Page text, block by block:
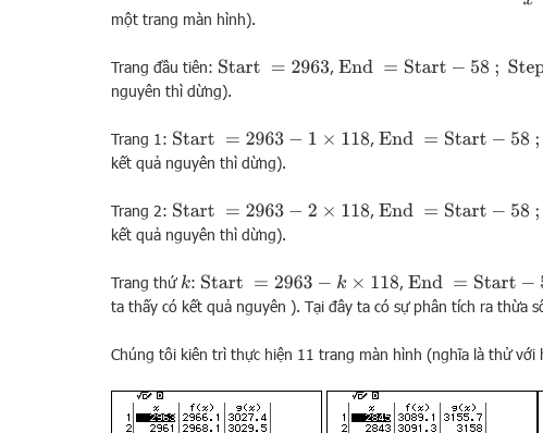
một trang màn hình).
Trang đầu tiên: Start = 2963 ,End = Start−58 ; Step = −2
nguyên thì dừng).
Trang 1: Start = 2963−1× 118 , End = Start−58 ; Step =
kết quả nguyên thì dừng).
Trang 2: Start = 2963−2× 118 , End = Start−58 ; Step =
kết quả nguyên thì dừng).
Trang thứ k: Start = 2963−k× 118 , End = Start−58 ;
ta thấy có kết quả nguyên ). Tại đây ta có sự phân tích ra thừa
Chúng tôi kiên trì thực hiện 11 trang màn hình (nghĩa là thử với